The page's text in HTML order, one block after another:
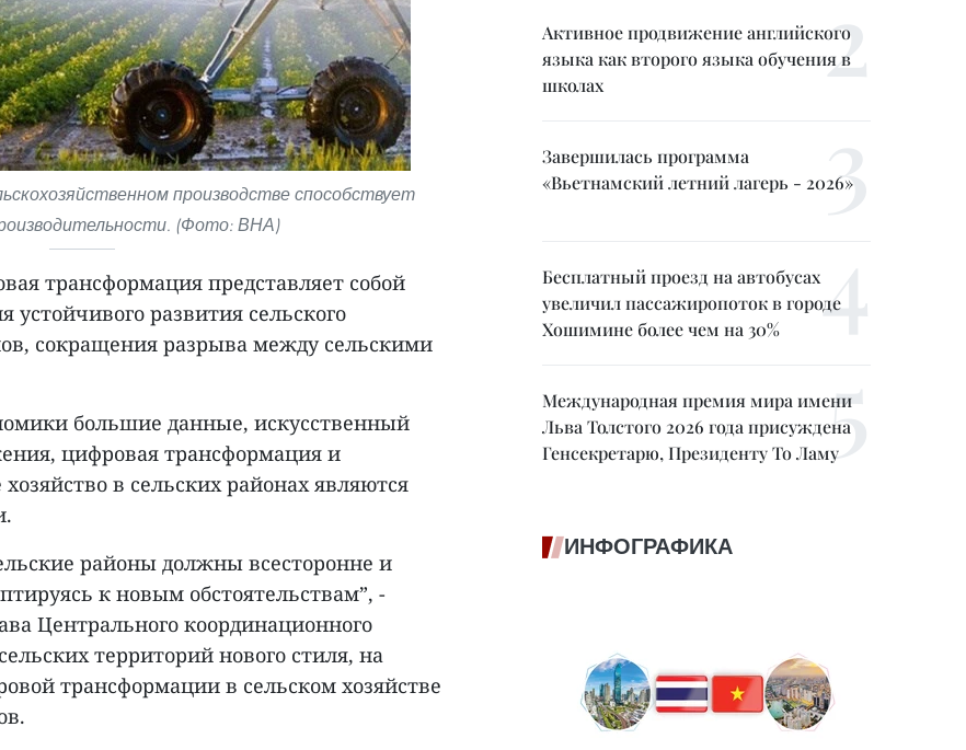
производстве способствует
(Фото: ВНА)
трансформация представляет собой
развития сельского
сокращения разрыва между сельскими
большие данные, искусственный
цифровая трансформация и
в сельских районах являются
районы должны всесторонне и
к новым обстоятельствам”, -
Центрального координационного
территорий нового стиля, на
трансформации в сельском хозяйстве
Активное продвижение английского
языка как второго языка обучения в
школах
Завершилась программа
«Вьетнамский летний лагерь - 2026»
Бесплатный проезд на автобусах
увеличил пассажиропоток в городе
Хошимине более чем на 30%
Международная премия мира имени
Льва Толстого 2026 года присуждена
Генсекретарю, Президенту То Ламу
ИНФОГРАФИКА